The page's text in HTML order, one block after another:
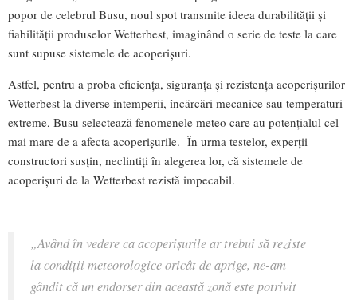
popor de celebrul Busu, noul spot transmite ideea durabilității și
fiabilității produselor Wetterbest, imaginând o serie de teste la care
sunt supuse sistemele de acoperișuri.
Astfel, pentru a proba eficiența, siguranța și rezistența acoperișurilor
Wetterbest la diverse intemperii, încărcări mecanice sau temperaturi
extreme, Busu selectează fenomenele meteo care au potențialul cel
mai mare de a afecta acoperișurile. În urma testelor, experții
constructori susțin, neclintiți în alegerea lor, că sistemele de
acoperișuri de la Wetterbest rezistă impecabil.
„Având în vedere ca acoperișurile ar trebui să reziste
la condiții meteorologice oricât de aprige, ne-am
gândit că un endorser din această zonă este potrivit